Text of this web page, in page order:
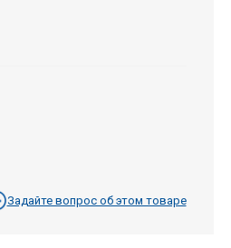
Задайте вопрос об этом товаре